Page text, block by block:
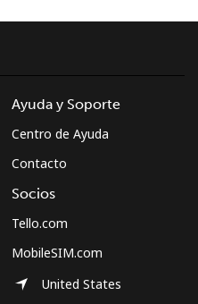
Ayuda y Soporte
Centro de Ayuda
Contacto
Socios
Tello.com
MobileSIM.com
United States